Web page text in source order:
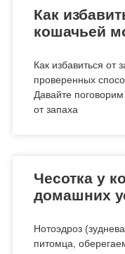
Как
кошачьей
Как избавиться от
проверенных
Давайте
от запаха
Чесотка у
домашних
Нотоэдроз
питомца,